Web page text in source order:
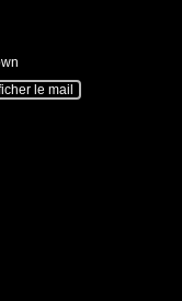
le mail